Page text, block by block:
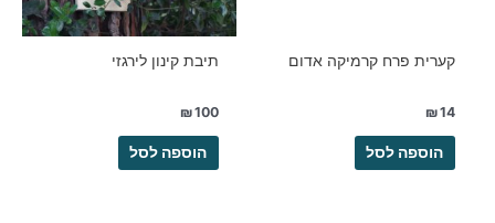
קערית פרח קרמיקה אדום
₪14
הוספה לסל
תיבת קינון לירגזי
₪100
הוספה לסל